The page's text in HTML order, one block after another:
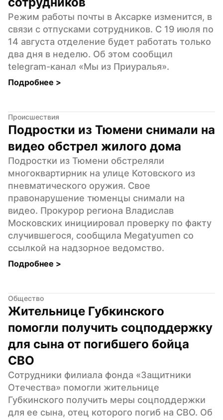
Режим работы почты в Аксарке изменится, в
связи с отпусками сотрудников. С 19 июля по
14 августа отделение будет работать только
два дня в неделю. Об этом сообщил
telegram-канал «Мы из Приуралья».
Подробнее >
Происшествия
Подростки из Тюмени снимали на
видео обстрел жилого дома
Подростки из Тюмени обстреляли
многоквартирник на улице Котовского из
пневматического оружия. Свое
правонарушение тюменцы снимали на
видео. Прокурор региона Владислав
Московских инициировал проверку по факту
случившегося, сообщила Megatyumen со
ссылкой на надзорное ведомство.
Подробнее >
Общество
Жительнице Губкинского
помогли получить соцподдержку
для сына от погибшего бойца
СВО
Сотрудники филиала фонда «Защитники
Отечества» помогли жительнице
Губкинского получить меры соцподдержки
для ее сына, отец которого погиб на СВО. Об